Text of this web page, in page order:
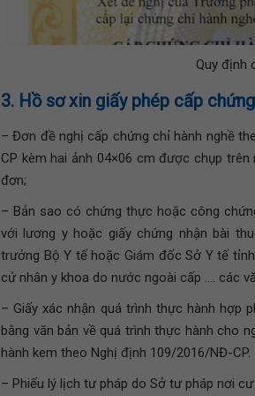
Quy định
3. Hồ sơ xin giấy phép cấp
– Đơn đề nghị cấp chứng chỉ hành nghề
CP kèm hai ảnh 04×06 cm được chụp
đơn;
– Bản sao có chứng thực hoặc công
với lương y hoặc giấy chứng nhận bài
trưởng Bộ Y tế hoặc Giám đốc Sở Y tế
cử nhân y khoa do nước ngoài cấp …. các
– Giấy xác nhận quá trình thực hành hợp
bằng văn bản về quá trình thực hành cho
hành kem theo Nghị định 109/2016/NĐ-CP.
– Phiếu lý lịch tư pháp do Sở tư pháp nơi